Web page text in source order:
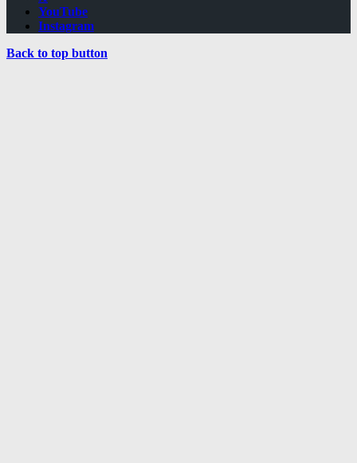
YouTube
Instagram
Back to top button